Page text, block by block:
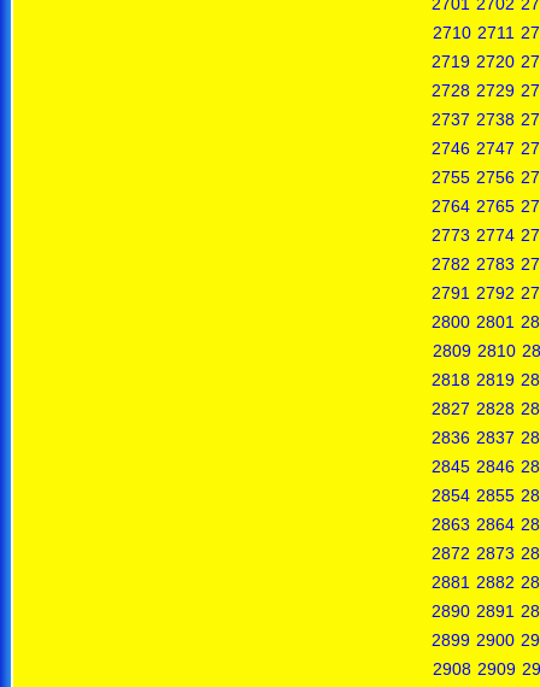
2710 2711
2719 2720
2728 2729
2737 2738
2746 2747
2755 2756
2764 2765
2773 2774
2782 2783
2791 2792
2800 2801
2809 2810
2818 2819
2827 2828
2836 2837
2845 2846
2854 2855
2863 2864
2872 2873
2881 2882
2890 2891
2899 2900
2908 2909